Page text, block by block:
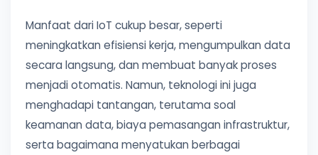
Manfaat dari IoT cukup besar, seperti
meningkatkan efisiensi kerja, mengumpulkan data
secara langsung, dan membuat banyak proses
menjadi otomatis. Namun, teknologi ini juga
menghadapi tantangan, terutama soal
keamanan data, biaya pemasangan infrastruktur,
serta bagaimana menyatukan berbagai